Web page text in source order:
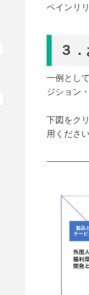
ペインリ
３
一例とし
ジション
下図をク
用ください